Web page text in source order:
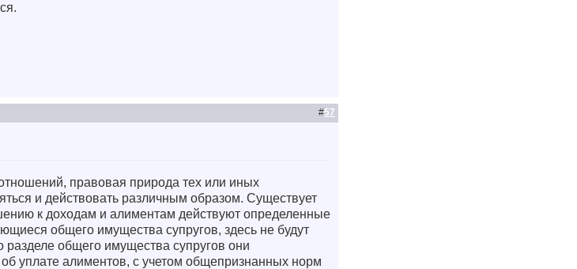
#57
правовая природа тех или иных
и действовать различным образом. Существует
к доходам и алиментам действуют определенные
общего имущества супругов, здесь не будут
разделе общего имущества супругов они
уплате алиментов, с учетом общепризнанных норм